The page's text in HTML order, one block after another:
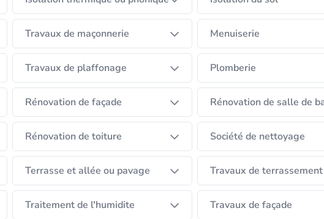
Travaux de maçonnerie Menuiserie
Travaux de plaffonage Plomberie
Rénovation de façade Rénovation de salle de
Rénovation de toiture Société de nettoyage
Terrasse et allée ou pavage Travaux de terrassement
Traitement de l'humidite Travaux de façade